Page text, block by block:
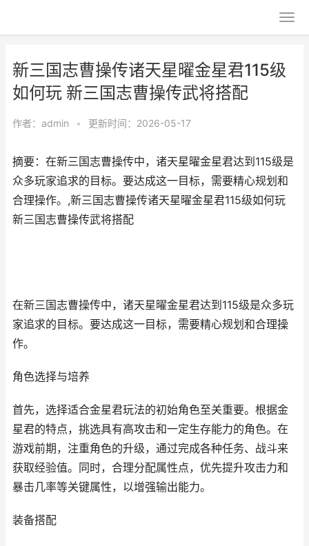
新三国志曹操传诸天星曜金星君115级
如何玩 新三国志曹操传武将搭配
作者： admin • 更新时间：2026-05-17
摘要：在新三国志曹操传中，诸天星曜金星君达到115级是
众多玩家追求的目标。要达成这一目标，需要精心规划和
合理操作。,新三国志曹操传诸天星曜金星君115级如何玩
新三国志曹操传武将搭配
在新三国志曹操传中，诸天星曜金星君达到115级是众多玩
家追求的目标。要达成这一目标，需要精心规划和合理操
作。
角色选择与培养
首先，选择适合金星君玩法的初始角色至关重要。根据金
星君的特点，挑选具有高攻击和一定生存能力的角色。在
游戏前期，注重角色的升级，通过完成各种任务、战斗来
获取经验值。同时，合理分配属性点，优先提升攻击力和
暴击几率等关键属性，以增强输出能力。
装备搭配